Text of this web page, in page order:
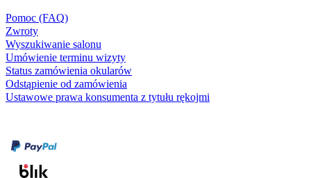
Pomoc (FAQ)
Zwroty
Wyszukiwanie salonu
Umówienie terminu wizyty
Status zamówienia okularów
Odstąpienie od zamówienia
Ustawowe prawa konsumenta z tytułu rękojmi